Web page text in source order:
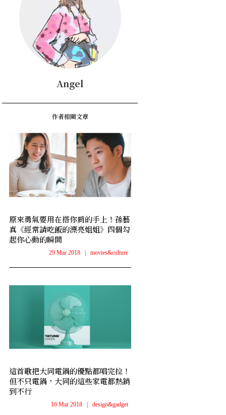
Angel
作者相關文章
原來勇氣要用在搭你肩的手上！孫藝
真《經常請吃飯的漂亮姐姐》四個勾
起你心動的瞬間
29 Mar 2018 | movies&culture
這首歌把大同電鍋的優點都唱完拉！
但不只電鍋，大同的這些家電都熱銷
到不行
16 Mar 2018 design&gadget